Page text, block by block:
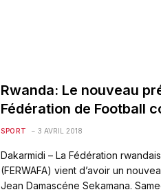
Rwanda: Le nouveau
Fédération de Football
SPORT 3 AVRIL 2018
Dakarmidi – La Fédération
(FERWAFA) vient d’avoir un
Jean Damascéne Sekamana.